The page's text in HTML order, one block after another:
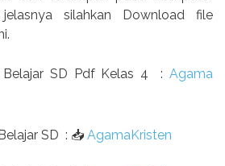
silahkan Download file
Belajar SD Pdf Kelas 4 :Agama
SD : 📥 AgamaKristen